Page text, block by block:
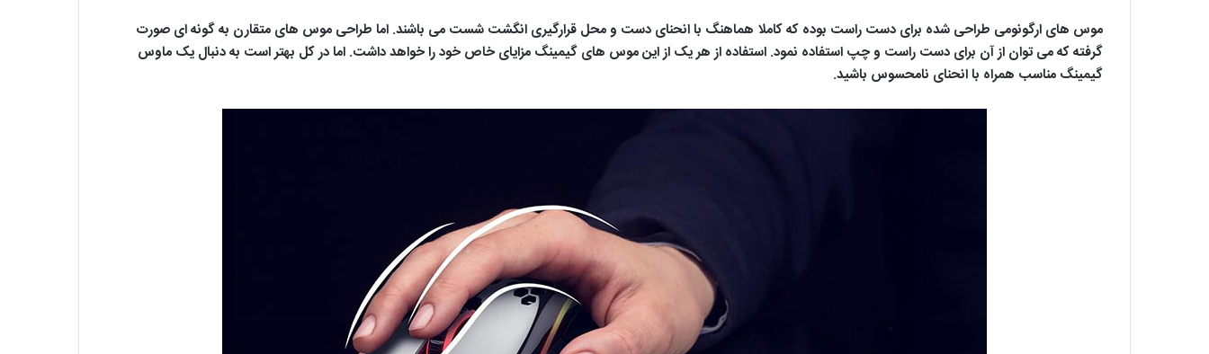
موس های ارگونومی طراحی شده برای دست راست بوده که کاملا هماهنگ با انحنای دست و محل قرارگیری انگشت شست می باشند. اما طراحی موس های متقارن به گونه ای صورت
گرفته که می توان از آن برای دست راست و چپ استفاده نمود. استفاده از هر یک از این موس های گیمینگ مزایای خاص خود را خواهد داشت. اما در کل بهتر است به دنبال یک ماوس
گیمینگ مناسب همراه با انحنای نامحسوس باشید.